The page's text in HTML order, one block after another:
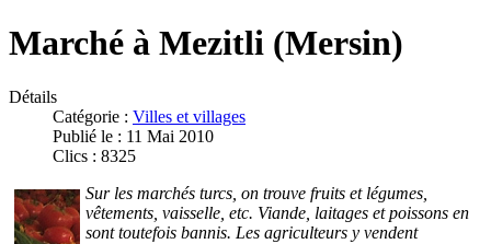
Marché à Mezitli (Mersin)
Détails
Catégorie : Villes et villages
Publié le : 11 Mai 2010
Clics : 8325
Sur les marchés turcs, on trouve fruits et légumes,
vêtements, vaisselle, etc. Viande, laitages et poissons en
sont toutefois bannis. Les agriculteurs y vendent